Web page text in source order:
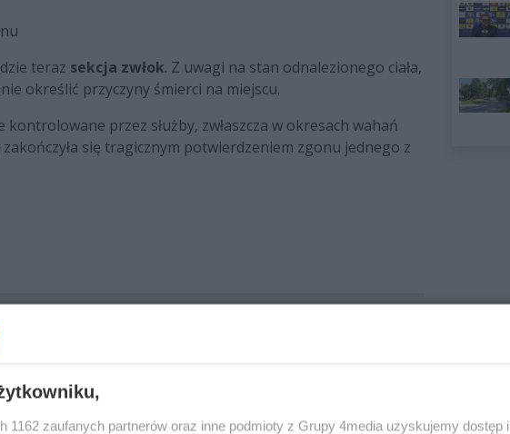
teraz sekcja zwłok. Z uwagi na stan odnalezionego ciała,
określić przyczyny śmierci na miejscu.
przez służby, zwłaszcza w okresach wahań
się tragicznym potwierdzeniem zgonu jednego z
1162 zaufanych partnerów oraz inne podmioty z Grupy 4media uzyskujemy dostęp i